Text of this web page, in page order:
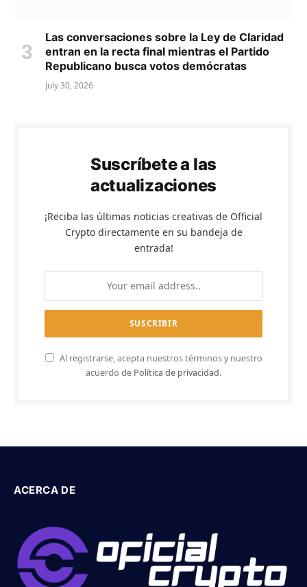
Las conversaciones sobre la Ley de Claridad
entran en la recta final mientras el Partido
Republicano busca votos demócratas
July 30, 2026
Suscríbete a las
actualizaciones
¡Reciba las últimas noticias creativas de Official
Crypto directamente en su bandeja de
entrada!
Al registrarse, acepta nuestros términos y nuestro
acuerdo de Política de privacidad.
ACERCA DE